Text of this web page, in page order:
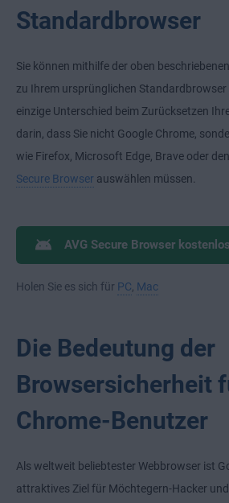
Standardbrowser
Sie können mithilfe der oben
zu Ihrem ursprünglichen Standardbrowser
einzige Unterschied beim Zurücksetzen
darin, dass Sie nicht Google Chrome,
wie Firefox, Microsoft Edge, Brave oder
Secure Browser auswählen müssen.
AVG Secure Browser
Holen Sie es sich für PC, Mac
Die Bedeutung der
Browsersicherheit
Chrome-Benutzer
Als weltweit beliebtester Webbrowser ist
attraktives Ziel für Möchtegern-Hacker